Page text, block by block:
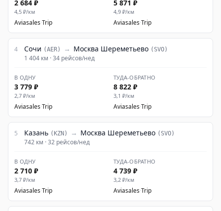
2 684 ₽
4,5 ₽/км
Aviasales·Trip
5 871 ₽
4,9 ₽/км
Aviasales·Trip
4 Сочи (AER) → Москва Шереметьево ( SVO)
1 404 км ·34 рейсов/нед
В ОДНУ
3 779 ₽
2,7 ₽/км
Aviasales·Trip
ТУДА-ОБРАТНО
8 822 ₽
3,1 ₽/км
Aviasales·Trip
5 Казань (KZN) → Москва Шереметьево ( SVO)
742 км ·32 рейсов/нед
В ОДНУ
2 710 ₽
3,7 ₽/км
Aviasales·Trip
ТУДА-ОБРАТНО
4 739 ₽
3,2 ₽/км
Aviasales·Trip